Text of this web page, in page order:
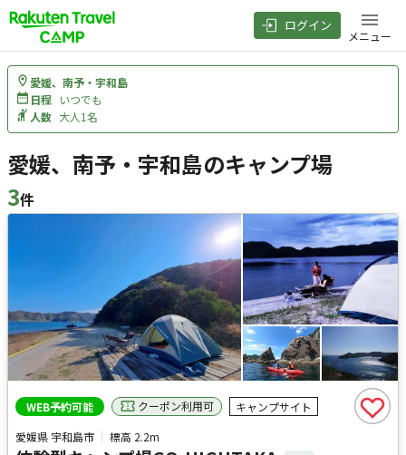
ログイン
メニュー
愛媛、南予・宇和島
日程 いつでも
人数 大人1名
愛媛、南予・宇和島のキャンプ場
3件
検索結果
WEB予約可能 クーポン利用可
キャンプサイト
愛媛県 宇和島市
標高 2.2m